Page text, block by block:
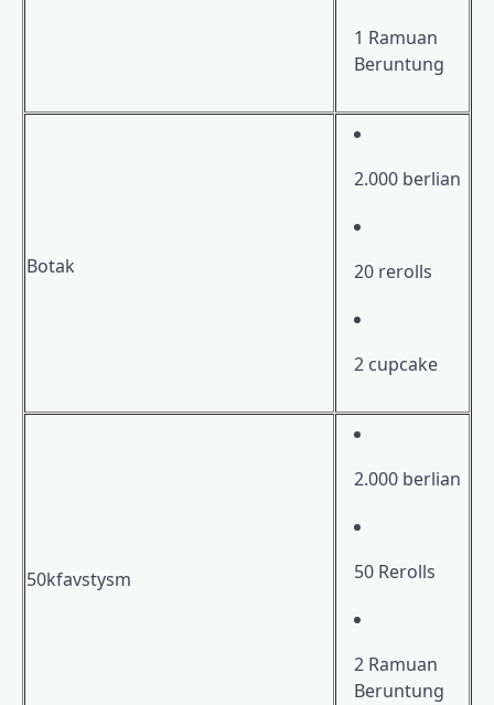
1 Ramuan
Beruntung
Botak
2.000 berlian
20 rerolls
2 cupcake
50kfavstysm
2.000 berlian
50 Rerolls
2 Ramuan
Beruntung